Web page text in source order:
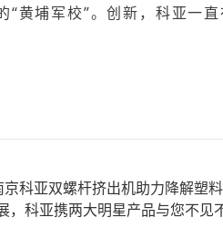
“黄埔军校”。创新，科亚一
京科亚双螺杆挤出机助力降解塑
，科亚携两大明星产品与您不见